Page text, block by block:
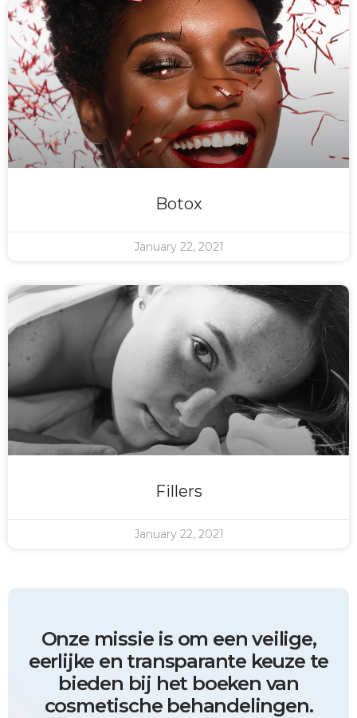
Botox
January 22, 2021
Fillers
January 22, 2021
Onze missie is om een veilige,
eerlijke en transparante keuze te
bieden bij het boeken van
cosmetische behandelingen.